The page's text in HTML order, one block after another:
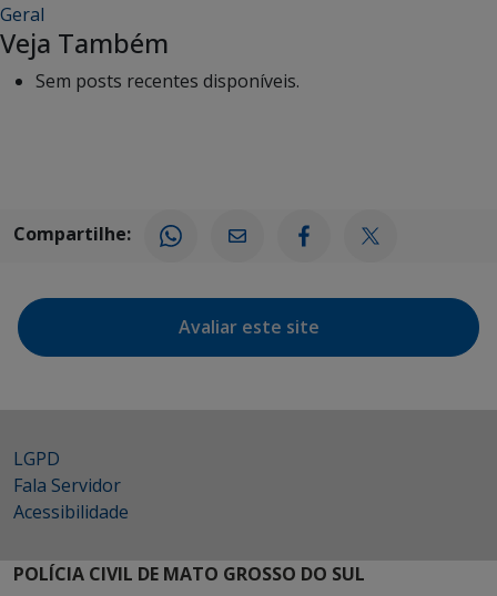
Geral
Veja Também
Sem posts recentes disponíveis.
Compartilhe:
Avaliar este site
LGPD
Fala Servidor
Acessibilidade
POLÍCIA CIVIL DE MATO GROSSO DO SUL